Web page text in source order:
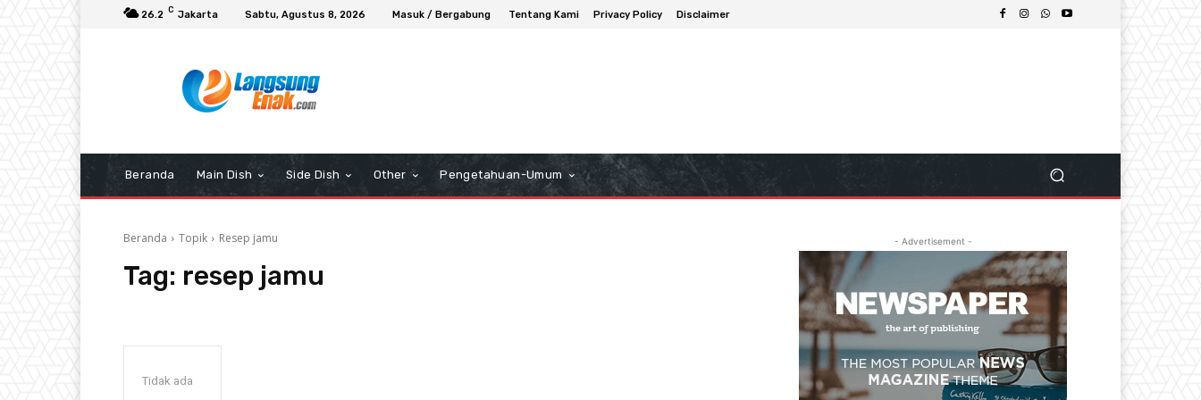
26.2 C Jakarta Sabtu, Agustus 8, 2026 Masuk / Bergabung Tentang Kami Privacy Policy Disclaimer
Beranda Main Dish Side Dish Other Pengetahuan-Umum
Beranda Topik Resep jamu
Tag: resep jamu
Tidak ada
- Advertisement -